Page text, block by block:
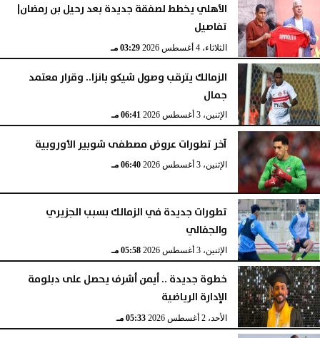
الأهلي يخطط لصفقة جديدة بعد رحيل بن رمضان|
تفاصيل
الثلاثاء، 4 أغسطس 2026 03:29 مـ
الزمالك يترقب وصول شيكو بانزا.. وقرار معتمد
جمال
الإثنين، 3 أغسطس 2026 06:41 مـ
آخر تطورات عروض مصطفى شوبير الأوروبية
الإثنين، 3 أغسطس 2026 06:40 مـ
تطورات جديدة في الزمالك بسبب الجزيري
والجفالي
الإثنين، 3 أغسطس 2026 05:58 مـ
خطوة جديدة .. أيمن أشرف يحصل على دبلومة
الإدارة الرياضية
الأحد، 2 أغسطس 2026 05:33 مـ